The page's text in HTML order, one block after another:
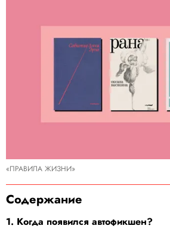
«ПРАВИЛА ЖИЗНИ»
Содержание
1. Когда появился автофикшен?